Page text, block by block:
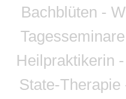
Bachblüten -
Heilpraktikerin
State-